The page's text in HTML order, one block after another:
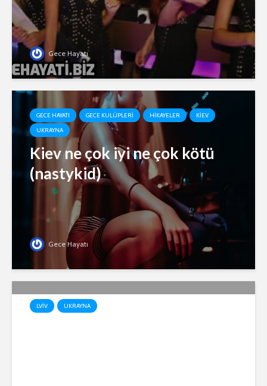
Gece Hayatı
GECE HAYATI GECE KULÜPLERI HIKAYELER
KIEV
UKRAYNA
Kiev ne çok iyi ne çok kötü
(nastykid)
Gece Hayatı
LVIV UKRAYNA